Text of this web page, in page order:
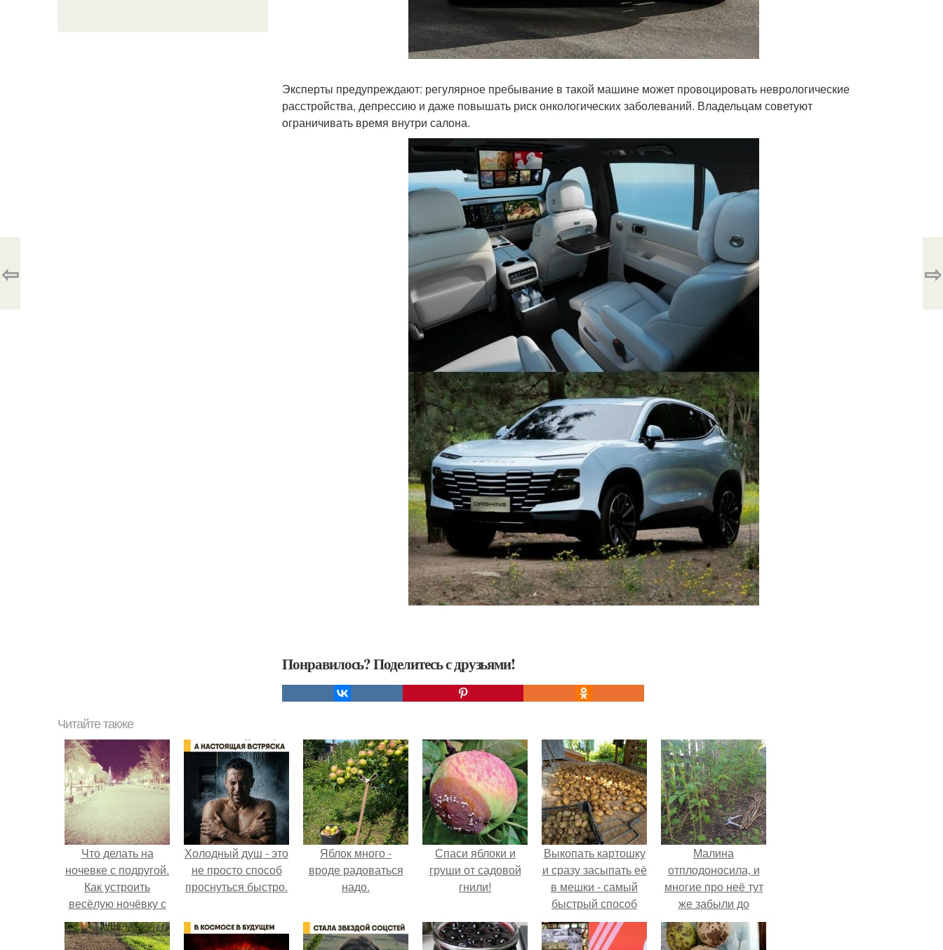
Эксперты предупреждают: регулярное пребывание в такой машине может провоцировать неврологические
расстройства, депрессию и даже повышать риск онкологических заболеваний. Владельцам советуют
ограничивать время внутри салона.
Понравилось? Поделитесь с друзьями!
⇦ ⇨
Читайте также
Что делать на
ночевке с подругой.
Как устроить
весёлую ночёвку с
подружками
Холодный душ - это
не просто способ
проснуться быстро.
Яблок много -
вроде радоваться
надо.
Спаси яблоки и
груши от садовой
гнили!
Выкопать картошку
и сразу засыпать её
в мешки - самый
быстрый способ
спрятать вместе с
урожаем гниль,
Малина
отплодоносила, и
многие про неё тут
же забыли до
следующего лета.